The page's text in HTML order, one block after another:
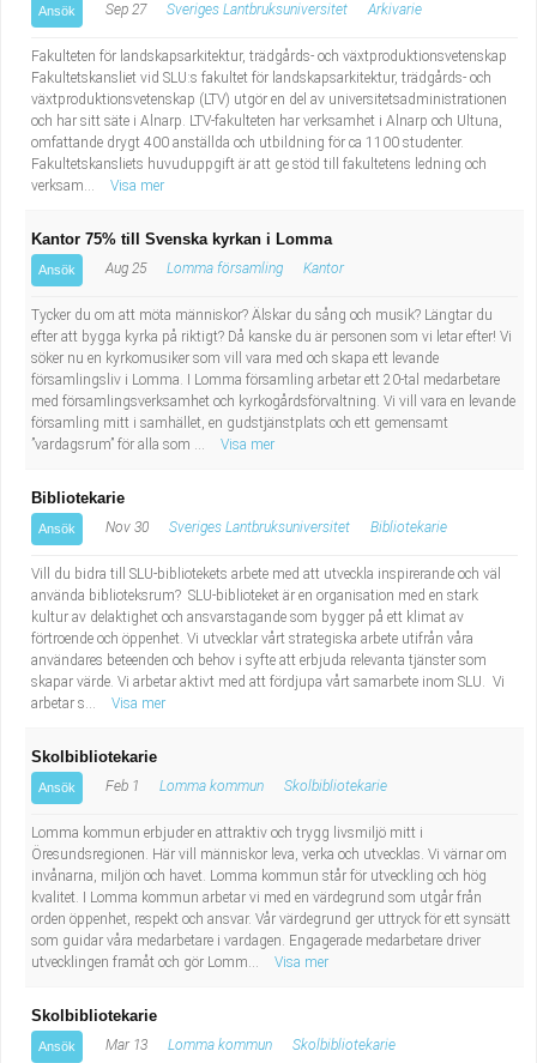
Ansök Sep 27 Sveriges Lantbruksuniversitet Arkivarie
Fakulteten för landskapsarkitektur, trädgårds- och växtproduktionsvetenskap
Fakultetskansliet vid SLU:s fakultet för landskapsarkitektur, trädgårds- och
växtproduktionsvetenskap (LTV) utgör en del av universitetsadministrationen
och har sitt säte i Alnarp. LTV-fakulteten har verksamhet i Alnarp och Ultuna,
omfattande drygt 400 anställda och utbildning för ca 1100 studenter.
Fakultetskansliets huvuduppgift är att ge stöd till fakultetens ledning och
verksam...
Visa mer
Kantor 75% till Svenska kyrkan i Lomma
Ansök Aug 25 Lomma församling Kantor
Tycker du om att möta människor? Älskar du sång och musik? Längtar du
efter att bygga kyrka på riktigt? Då kanske du är personen som vi letar efter! Vi
söker nu en kyrkomusiker som vill vara med och skapa ett levande
församlingsliv i Lomma. I Lomma församling arbetar ett 20-tal medarbetare
med församlingsverksamhet och kyrkogårdsförvaltning. Vi vill vara en levande
församling mitt i samhället, en gudstjänstplats och ett gemensamt
”vardagsrum” för alla som ...
Visa mer
Bibliotekarie
Ansök Nov 30 Sveriges Lantbruksuniversitet Bibliotekarie
Vill du bidra till SLU-bibliotekets arbete med att utveckla inspirerande och väl
använda biblioteksrum? SLU-biblioteket är en organisation med en stark
kultur av delaktighet och ansvarstagande som bygger på ett klimat av
förtroende och öppenhet. Vi utvecklar vårt strategiska arbete utifrån våra
användares beteenden och behov i syfte att erbjuda relevanta tjänster som
skapar värde. Vi arbetar aktivt med att fördjupa vårt samarbete inom SLU. Vi
arbetar s...
Visa mer
Skolbibliotekarie
Ansök Feb 1 Lomma kommun Skolbibliotekarie
Lomma kommun erbjuder en attraktiv och trygg livsmiljö mitt i
Öresundsregionen. Här vill människor leva, verka och utvecklas. Vi värnar om
invånarna, miljön och havet. Lomma kommun står för utveckling och hög
kvalitet. I Lomma kommun arbetar vi med en värdegrund som utgår från
orden öppenhet, respekt och ansvar. Vår värdegrund ger uttryck för ett synsätt
som guidar våra medarbetare i vardagen. Engagerade medarbetare driver
utvecklingen framåt och gör Lomm...
Visa mer
Skolbibliotekarie
Ansök Mar 13 Lomma kommun Skolbibliotekarie